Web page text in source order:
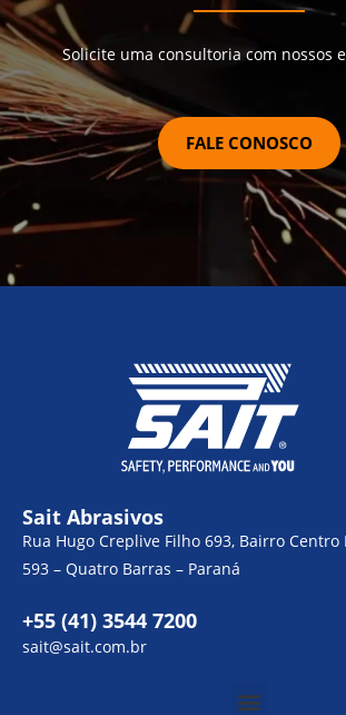
Solicite uma consultoria com nossos
FALE CONOSCO
Sait Abrasivos
Rua Hugo Creplive Filho 693, Bairro
593 – Quatro Barras – Paraná
+55 (41) 3544 7200
sait@sait.com.br
Menu